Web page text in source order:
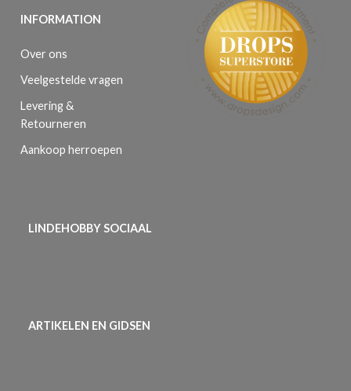
INFORMATION
Over ons
Veelgestelde vragen
Levering &
Retourneren
Aankoop herroepen
LINDEHOBBY SOCIAAL
ARTIKELEN EN GIDSEN